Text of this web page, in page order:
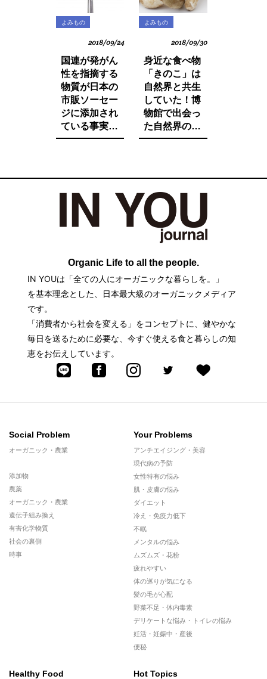
よみもの
2018/09/24
国連が発がん
性を指摘する
物質が日本の
市販ソーセー
ジに添加され
ている事実を
ご存知です
子供に食べさ
せたくないそ
の中身とは。
よみもの
2018/09/30
身近な食べ物
「きのこ」は
自然界と共生
していた！博
物館で出会っ
た自然界の法
則と栄養価が
Organic Life to all the people.
IN YOUは「全ての人にオーガニックな暮らしを。」
を基本理念とした、日本最大級のオーガニックメディア
です。
「消費者から社会を変える」をコンセプトに、健やかな
毎日を送るために必要な、今すぐ使える食と暮らしの知
恵をお伝えしています。
Social Problem
オーガニック・農業
添加物
農薬
オーガニック・農業
遺伝子組み換え
有害化学物質
社会の裏側
時事
Your Problems
アンチエイジング・美容
現代病の予防
女性特有の悩み
肌・皮膚の悩み
ダイエット
冷え・免疫力低下
不眠
メンタルの悩み
ムズムズ・花粉
疲れやすい
体の巡りが気になる
髪の毛が心配
野菜不足・体内毒素
デリケートな悩み・トイレの悩み
妊活・妊娠中・産後
便秘
Healthy Food Hot Topics